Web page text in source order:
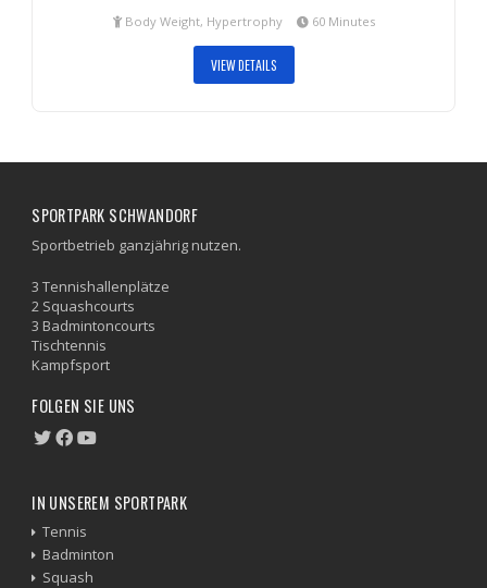
Body Weight, Hypertrophy 60 Minutes
VIEW DETAILS
SPORTPARK SCHWANDORF
Sportbetrieb ganzjährig nutzen.
3 Tennishallenplätze
2 Squashcourts
3 Badmintoncourts
Tischtennis
Kampfsport
FOLGEN SIE UNS
IN UNSEREM SPORTPARK
Tennis
Badminton
Squash